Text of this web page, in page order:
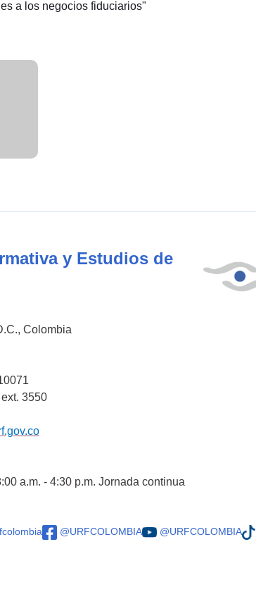
a los negocios fiduciarios"
y Estudios de
Colombia
3550
a.m. - 4:30 p.m. Jornada continua
@URFCOLOMBIA @URFCOLOMBIA